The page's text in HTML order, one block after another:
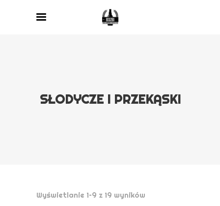
SŁODYCZE I PRZEKĄSKI
Wyświetlanie 1–9 z 19 wyników